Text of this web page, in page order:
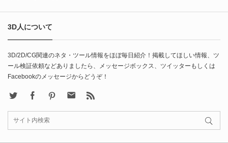
3D人について
3D/2D/CG関連のネタ・ツール情報をほぼ毎日紹介！掲載してほしい情報、ツ
ール検証依頼などありましたら、メッセージボックス、ツイッターもしくは
Facebookのメッセージからどうぞ！
FacebookPinterest Contact